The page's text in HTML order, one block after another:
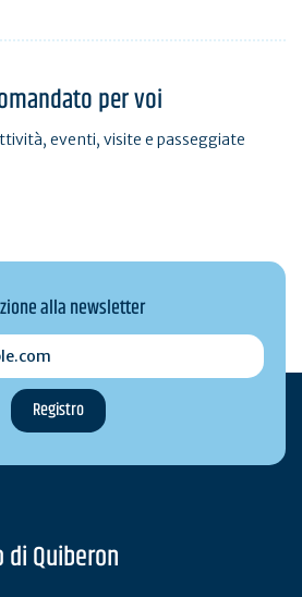
per voi
eventi, visite e passeggiate
alla newsletter
Quiberon